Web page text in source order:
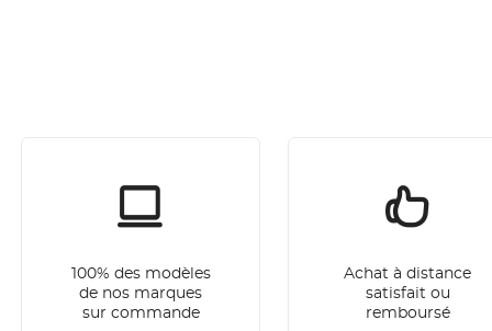
100% des modèles
de nos marques
sur commande
Achat à distance
satisfait ou
remboursé